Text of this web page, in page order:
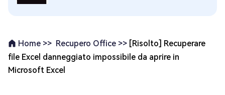
Home >> Recupero Office >> [Risolto] Recuperare
file Excel danneggiato impossibile da aprire in
Microsoft Excel